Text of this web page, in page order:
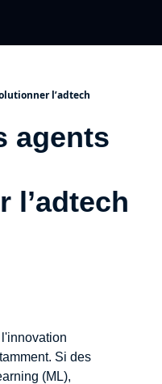
l’adtech
agents
l’adtech
Si des
(ML),